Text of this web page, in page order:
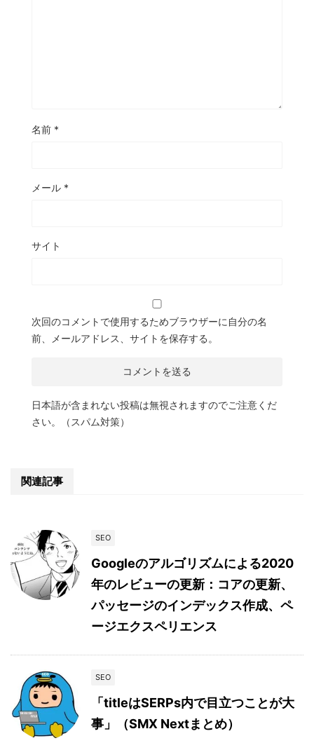
名前 *
メール *
サイト
次回のコメントで使用するためブラウザーに自分の名
前、メールアドレス、サイトを保存する。
日本語が含まれない投稿は無視されますのでご注意くだ
さい。（スパム対策）
関連記事
SEO
Googleのアルゴリズムによる2020
年のレビューの更新：コアの更新、
パッセージのインデックス作成、ペ
ージエクスペリエンス
SEO
「titleはSERPs内で目立つことが大
事」（SMX Nextまとめ）